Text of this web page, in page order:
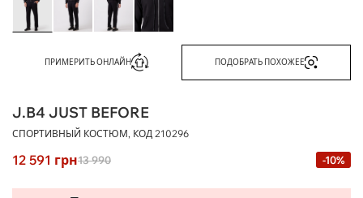
ПРИМЕРИТЬ ОНЛАЙН ПОДОБРАТЬ ПОХОЖЕЕ
J.B4 JUST BEFORE
СПОРТИВНЫЙ КОСТЮМ, КОД 210296
12 591 грн13 990 -10%